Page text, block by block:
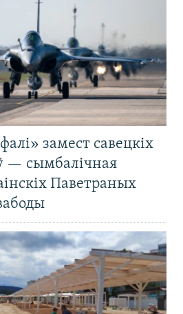
замест савецкіх
— сымбалічная
Паветраных